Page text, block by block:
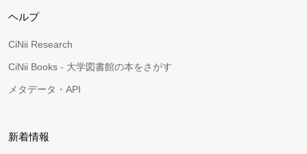
ヘルプ
CiNii Research
CiNii Books - 大学図書館の本をさがす
メタデータ・API
新着情報